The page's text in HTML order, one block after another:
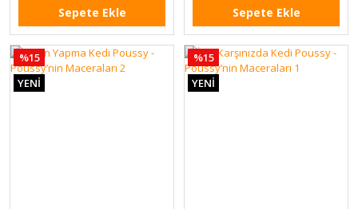
Sepete Ekle Sepete Ekle
%15
YENİ
%15
YENİ